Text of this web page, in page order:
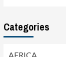
Categories
AFRICA